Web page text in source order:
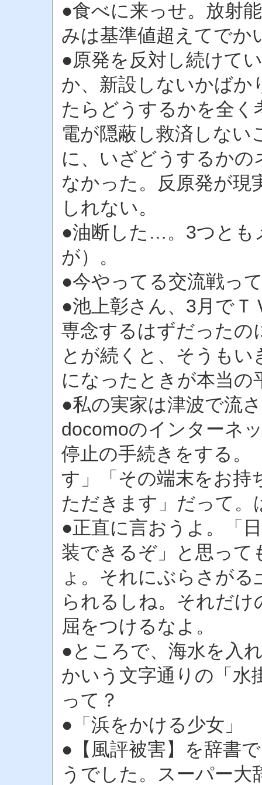
●食べに来っせ。放射
みは基準値超えてでか
●原発を反対し続けて
か、新設しないかばか
たらどうするかを全く
電が隠蔽し救済しない
に、いざどうするか
なかった。反原発が現
しれない。
●油断した…。3つと
が）。
●今やってる交流戦っ
●池上彰さん、3月で
専念するはずだったの
とが続くと、そうも
になったときが本当
●私の実家は津波で流
docomoのインターネ
停止の手続きをする。
す」「その端末をお持
ただきます」だって。
●正直に言おうよ。「
装できるぞ」と思っ
ょ。それにぶらさが
られるしね。それだ
屈をつけるなよ。
●ところで、海水を入
かいう文字通りの「水
って？
●「浜をかける少女」
●【風評被害】を辞書
うでした。スーパー大